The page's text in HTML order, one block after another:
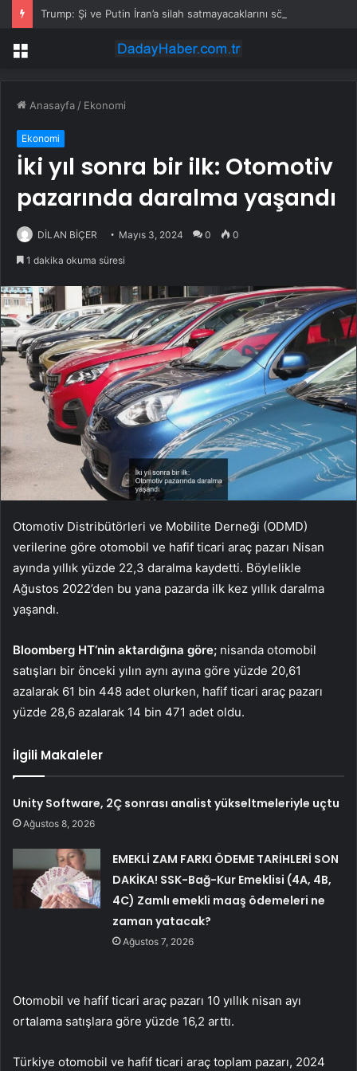
Trump: Şi ve Putin İran’a silah satmayacaklarını söyledi
Menü
Anasayfa / Ekonomi
Ekonomi
İki yıl sonra bir ilk: Otomotiv
pazarında daralma yaşandı
DİLAN BİÇER Mayıs 3, 2024 0 0
1 dakika okuma süresi
Otomotiv Distribütörleri ve Mobilite Derneği (ODMD)
verilerine göre otomobil ve hafif ticari araç pazarı Nisan
ayında yıllık yüzde 22,3 daralma kaydetti. Böylelikle
Ağustos 2022’den bu yana pazarda ilk kez yıllık daralma
yaşandı.
Bloomberg HT‘nin aktardığına göre; nisanda otomobil
satışları bir önceki yılın aynı ayına göre yüzde 20,61
azalarak 61 bin 448 adet olurken, hafif ticari araç pazarı
yüzde 28,6 azalarak 14 bin 471 adet oldu.
İlgili Makaleler
Unity Software, 2Ç sonrası analist yükseltmeleriyle uçtu
Ağustos 8, 2026
EMEKLİ ZAM FARKI ÖDEME TARİHLERİ SON
DAKİKA! SSK-Bağ-Kur Emeklisi (4A, 4B,
4C) Zamlı emekli maaş ödemeleri ne
zaman yatacak?
Ağustos 7, 2026
Otomobil ve hafif ticari araç pazarı 10 yıllık nisan ayı
ortalama satışlara göre yüzde 16,2 arttı.
Türkiye otomobil ve hafif ticari araç toplam pazarı, 2024